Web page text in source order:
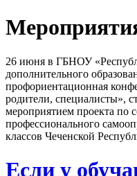
26 июня в ГБНОУ
дополнительного
профориентационная
родители, специалисты»,
мероприятием проекта по
профессионального
классов Чеченской
Если у